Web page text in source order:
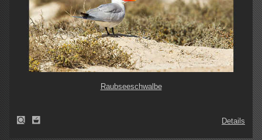
Raubseeschwalbe
Details